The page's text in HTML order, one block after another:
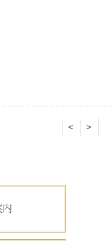
< >